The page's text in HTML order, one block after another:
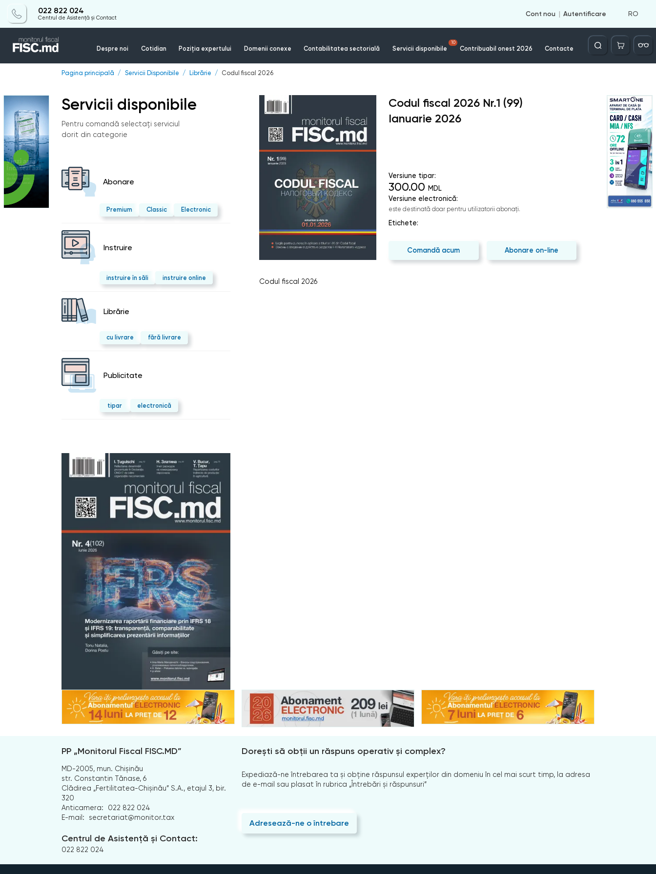
022 822 024
Centrul de Asistență și Contact
Cont nou Autentificare RO
Despre noi Cotidian Poziția expertului Domenii conexe Contabilitatea sectorială Servicii disponibile
10
Contribuabil onest 2026 Contacte
Căutare
Pagina principală Servicii Disponibile Librărie Codul fiscal 2026
Servicii disponibile
Pentru comandă selectați serviciul
dorit din categorie
Abonare
Premium Classic Electronic
Instruire
instruire în săli instruire online
Librărie
cu livrare fără livrare
Publicitate
tipar electronică
Codul fiscal 2026 Nr.1 (99)
Ianuarie 2026
Versiune tipar:
300.00 MDL
Versiune electronică:
este destinată doar pentru utilizatorii abonați.
Etichete:
Comandă acum Abonare on-line
Codul fiscal 2026
PP „Monitorul Fiscal FISC.MD”
MD-2005, mun. Chișinău
str. Constantin Tănase, 6
Clădirea „Fertilitatea-Chișinău” S.A., etajul 3, bir.
320
Anticamera:
022 822 024
E-mail:
secretariat@monitor.tax
Centrul de Asistență și Contact:
022 822 024
Dorești să obții un răspuns operativ și complex?
Expediază-ne întrebarea ta și obține răspunsul experților din domeniu în cel mai scurt timp, la adresa
de e-mail sau plasat în rubrica „Întrebări și răspunsuri”
Adresează-ne o întrebare